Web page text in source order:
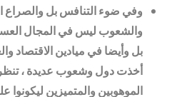
وفي ضوء التنافس بل والصراع
والشعوب ليس في المجال
بل وأيضا في ميادين الاقتصاد
أخذت دول وشعوب عديدة ، تنظر
الموهوبين والمتميزين ليكونوا